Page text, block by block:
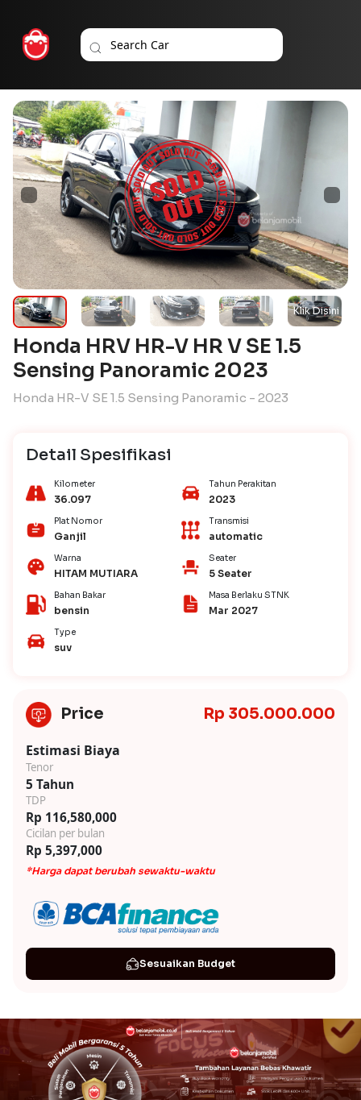
Honda HRV HR-V HR V SE 1.5
Sensing Panoramic 2023
Honda HR-V SE 1.5 Sensing Panoramic - 2023
Detail Spesifikasi
Kilometer
36.097
Tahun Perakitan
2023
Plat Nomor
Ganjil
Transmisi
automatic
Warna
HITAM MUTIARA
Seater
5 Seater
Bahan Bakar
bensin
Masa Berlaku STNK
Mar 2027
Type
suv
Price Rp 305.000.000
Estimasi Biaya
Tenor
5 Tahun
TDP
Rp 116,580,000
Cicilan per bulan
Rp 5,397,000
*Harga dapat berubah sewaktu-waktu
Sesuaikan Budget